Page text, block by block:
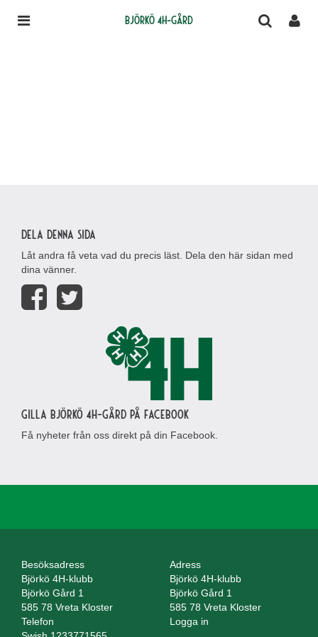
Björkö 4H-gård
Dela denna sida
Låt andra få veta vad du precis läst. Dela den här sidan med
dina vänner.
Gilla Björkö 4H-gård på Facebook
Få nyheter från oss direkt på din Facebook.
Besöksadress
Björkö 4H-klubb
Björkö Gård 1
585 78 Vreta Kloster
Adress
Björkö 4H-klubb
Björkö Gård 1
585 78 Vreta Kloster
Telefon
Logga in